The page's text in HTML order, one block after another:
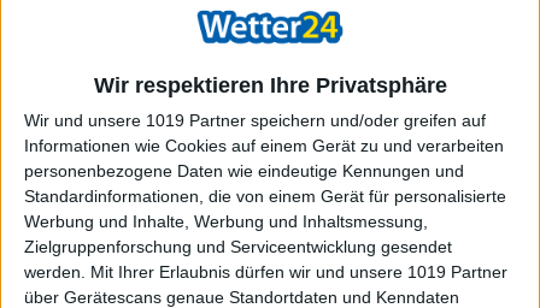
Wir respektieren Ihre Privatsphäre
Wir und unsere 1019 Partner speichern und/oder greifen auf
Informationen wie Cookies auf einem Gerät zu und verarbeiten
personenbezogene Daten wie eindeutige Kennungen und
Standardinformationen, die von einem Gerät für personalisierte
Werbung und Inhalte, Werbung und Inhaltsmessung,
Zielgruppenforschung und Serviceentwicklung gesendet
werden.
Mit Ihrer Erlaubnis dürfen wir und unsere 1019 Partner
über Gerätescans genaue Standortdaten und Kenndaten